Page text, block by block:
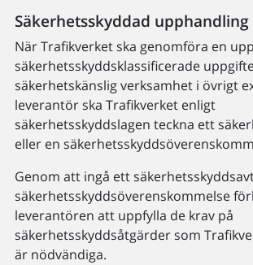
Säkerhetsskyddad upphandling
När Trafikverket ska genomföra en
säkerhetsskyddsklassificerade
säkerhetskänslig verksamhet i övrigt
leverantör ska Trafikverket enligt
säkerhetsskyddslagen teckna ett
eller en
Genom att ingå ett
säkerhetsskyddsöverenskommelse
leverantören att uppfylla de krav på
säkerhetsskyddsåtgärder som
är nödvändiga.